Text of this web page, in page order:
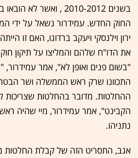
בשנים 2010-2012 , ואשר
החוק החדש. עמידרור נשאל על ידי
ירון וילנסקי ויעקב ברדוגו, האם זו
את הדו"ח שלהם והמליצו על תיקון
"בשום פנים ואופן לא", אמר עמידרור,
התכוונו שרק ראש הממשלה ושר
ההחלטות. מדובר בהחלטות
הקבינט", אמר עמידרור, מיי שהיה
נתניהו.
אגב, התסריט הזה של קבלת החלטות